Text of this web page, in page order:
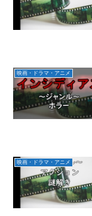
映画・ドラマ・アニメ
映画・ドラマ・アニメ